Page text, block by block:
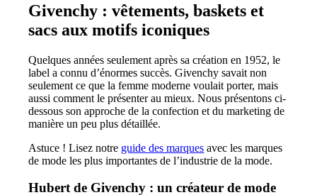
Givenchy : vêtements, baskets et
sacs aux motifs iconiques
Quelques années seulement après sa création en 1952, le
label a connu d’énormes succès. Givenchy savait non
seulement ce que la femme moderne voulait porter, mais
aussi comment le présenter au mieux. Nous présentons ci-
dessous son approche de la confection et du marketing de
manière un peu plus détaillée.
Astuce ! Lisez notre guide des marques avec les marques
de mode les plus importantes de l’industrie de la mode.
Hubert de Givenchy : un créateur de mode